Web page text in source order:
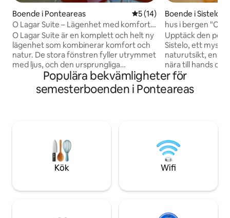
Boende i Ponteareas 5 av 5 i genomsnittligt
5 (14)
O Lagar Suite – Lägenhet med komfort
och natur
O Lagar Suite är en komplett och helt ny
lägenhet som kombinerar komfort och
natur. De stora fönstren fyller utrymmet
med ljus, och den ursprungliga
stenmuren, där O lagar en gång stod,
bevarar essensen av den galiciska
traditionen. Det har utrymme, wifi,
Perfekt utgångspunkt för att utforska
Rías Baixas och norra Portugal.
Boende i Sistelo
hus i bergen
Upptäck den
Sistelo, ett
naturutsikt, en
nära till hands om
ett bekvämt och
att vara i
andas ren
för att njuta av
Populära bekvämligheter för
semesterboenden i Ponteareas
Kök Wifi